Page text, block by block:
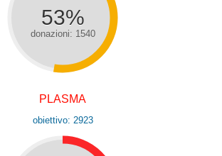
53%
donazioni: 1540
PLASMA
obiettivo: 2923